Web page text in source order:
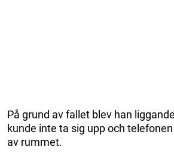
På grund av fallet blev han
kunde inte ta sig upp och
av rummet.